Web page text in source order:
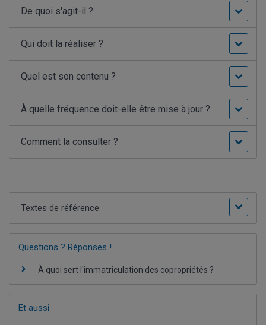
De quoi s'agit-il ?
Qui doit la réaliser ?
Quel est son contenu ?
À quelle fréquence doit-elle être mise à jour ?
Comment la consulter ?
Textes de référence
Questions ? Réponses !
À quoi sert l'immatriculation des copropriétés ?
Et aussi